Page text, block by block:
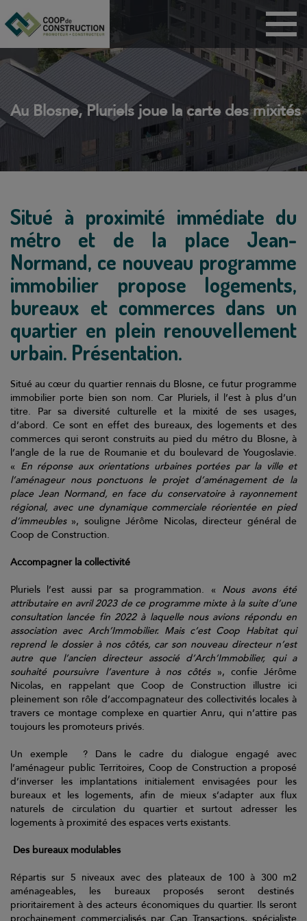
Au Blosne, Pluriels joue la carte des mixités
Situé à proximité immédiate du
métro et de la place Jean-
Normand, ce nouveau programme
immobilier propose logements,
bureaux et commerces dans un
quartier en plein renouvellement
urbain. Présentation.
Situé au cœur du quartier rennais du Blosne, ce futur programme
immobilier porte bien son nom. Car Pluriels, il l’est à plus d’un
titre. Par sa diversité culturelle et la mixité de ses usages,
d’abord. Ce sont en effet des bureaux, des logements et des
commerces qui seront construits au pied du métro du Blosne, à
l’angle de la rue de Roumanie et du boulevard de Yougoslavie.
« En réponse aux orientations urbaines portées par la ville et
l’aménageur nous ponctuons le projet d’aménagement de la
place Jean Normand, en face du conservatoire à rayonnement
régional, avec une dynamique commerciale réorientée en pied
d’immeubles», souligne Jérôme Nicolas, directeur général de
Coop de Construction.
Accompagner la collectivité
Pluriels l’est aussi par sa programmation. « Nous avons été
attributaire en avril 2023 de ce programme mixte à la suite d’une
consultation lancée fin 2022 à laquelle nous avions répondu en
association avec Arch’Immobilier. Mais c’est Coop Habitat qui
reprend le dossier à nos côtés, car son nouveau directeur n’est
autre que l’ancien directeur associé d’Arch’Immobilier, qui a
souhaité poursuivre l’aventure à nos côtés », confie Jérôme
Nicolas, en rappelant que Coop de Construction illustre ici
pleinement son rôle d’accompagnateur des collectivités locales à
travers ce montage complexe en quartier Anru, qui n’attire pas
toujours les promoteurs privés.
Un exemple ? Dans le cadre du dialogue engagé avec
l’aménageur public Territoires, Coop de Construction a proposé
d’inverser les implantations initialement envisagées pour les
bureaux et les logements, afin de mieux s’adapter aux flux
naturels de circulation du quartier et surtout adresser les
logements à proximité des espaces verts existants.
Des bureaux modulables
Répartis sur 5 niveaux avec des plateaux de 100 à 300 m2
aménageables, les bureaux proposés seront destinés
prioritairement à des acteurs économiques du quartier. Ils seront
prochainement commercialisés par Cap Transactions, spécialiste
Maisons
Appartements
BRS
PSLA
Coop de
construction
Technicoop
Actualités
Contact
Suivez-nous sur
Suivez-nous sur